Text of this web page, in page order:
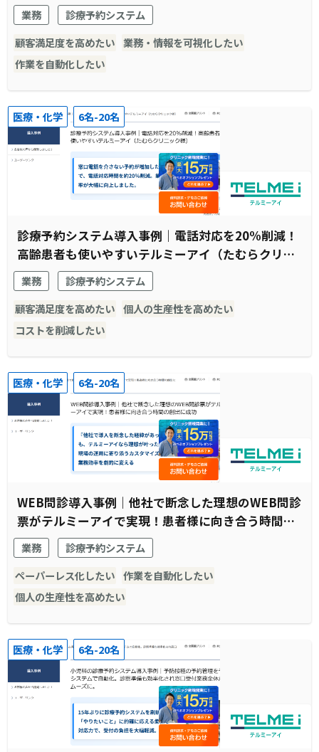
業務
診療予約システム
顧客満足度を高めたい 業務・情報を可視化したい
作業を自動化したい
医療・化学 6名-20名
診療予約システム導入事例｜電話対応を20%削減！
高齢患者も使いやすいテルミーアイ（たむらクリニ
ック様）
業務
診療予約システム
顧客満足度を高めたい 個人の生産性を高めたい
コストを削減したい
医療・化学 6名-20名
WEB問診導入事例｜他社で断念した理想のWEB問診
票がテルミーアイで実現！患者様に向き合う時間の
創出に成功
業務
診療予約システム
ペーパーレス化したい 作業を自動化したい
個人の生産性を高めたい
医療・化学 6名-20名